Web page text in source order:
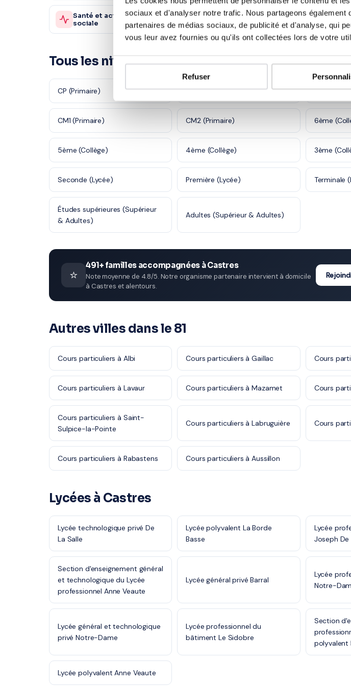
sociaux et d'analyser notre trafic. Nous partageons
partenaires de médias sociaux, de publicité et d'analyse, qui
vous leur avez fournies ou qu'ils ont collectées lors de votre
Refuser
Santé et action
sociale
Sc. sanitaires et
sociales
870 profs
Tous les niveaux à Castres
CP (Primaire) CE1 (Primaire) CE2
CM1 (Primaire) CM2 (Primaire) 6ème
5ème (Collège) 4ème (Collège) 3ème
Seconde (Lycée) Première (Lycée) Terminale
Études supérieures (Supérieur
& Adultes)
Adultes (Supérieur & Adultes)
⭐
491+ familles accompagnées à Castres
Note moyenne de 4.8/5. Notre organisme partenaire intervient à domicile
à Castres et alentours.
Autres villes dans le 81
Cours particuliers à Albi Cours particuliers à Gaillac Cours
Cours particuliers à Lavaur Cours particuliers à Mazamet Cours
Cours particuliers à Saint-
Sulpice-la-Pointe
Cours particuliers à Labruguière Cours
Cours particuliers à Rabastens Cours particuliers à Aussillon
Lycées à Castres
Lycée technologique privé De
La Salle
Lycée polyvalent La Borde
Basse
Lycée
Joseph De
Section d'enseignement général
et technologique du Lycée
professionnel Anne Veaute
Lycée général privé Barral
Lycée
Notre-
Lycée général et technologique
privé Notre-Dame
Lycée professionnel du
bâtiment Le Sidobre
Section
polyvalent
Lycée polyvalent Anne Veaute